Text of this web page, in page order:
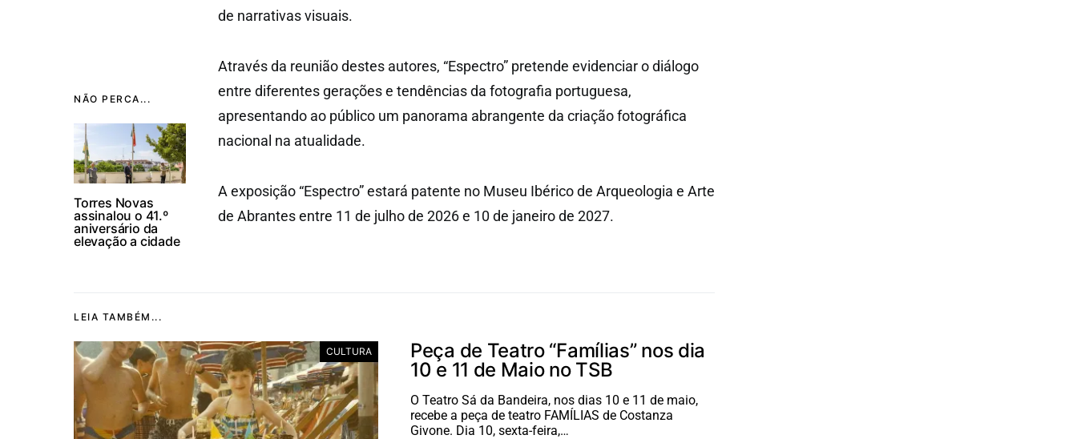
NÃO PERCA...
Torres Novas
assinalou o 41.º
aniversário da
elevação a cidade
de narrativas visuais.
Através da reunião destes autores, “Espectro” pretende evidenciar o diálogo
entre diferentes gerações e tendências da fotografia portuguesa,
apresentando ao público um panorama abrangente da criação fotográfica
nacional na atualidade.
A exposição “Espectro” estará patente no Museu Ibérico de Arqueologia e Arte
de Abrantes entre 11 de julho de 2026 e 10 de janeiro de 2027.
LEIA TAMBÉM...
CULTURA
Peça de Teatro “Famílias” nos dia
10 e 11 de Maio no TSB
O Teatro Sá da Bandeira, nos dias 10 e 11 de maio,
recebe a peça de teatro FAMÍLIAS de Costanza
Givone. Dia 10, sexta-feira,…